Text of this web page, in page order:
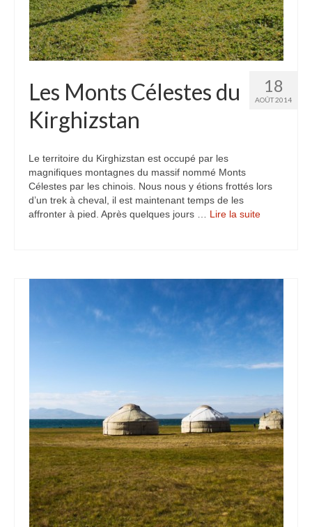
18
AOÛT 2014
Les Monts Célestes du
Kirghizstan
Le territoire du Kirghizstan est occupé par les
magnifiques montagnes du massif nommé Monts
Célestes par les chinois. Nous nous y étions frottés lors
d’un trek à cheval, il est maintenant temps de les
affronter à pied. Après quelques jours … Lire la suite­­